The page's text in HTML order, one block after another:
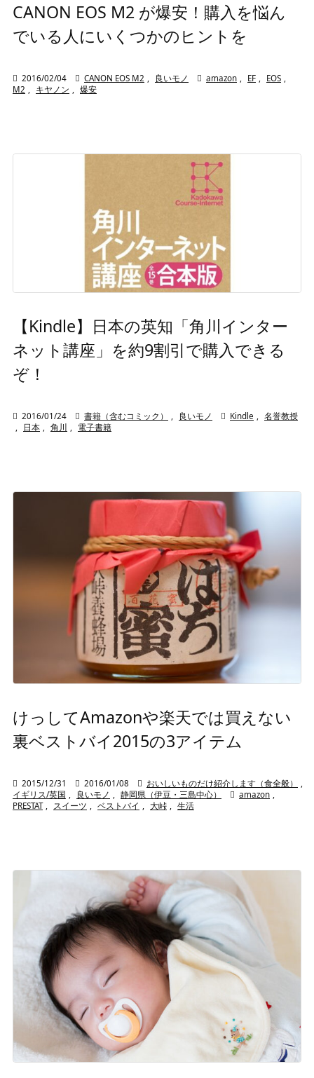
CANON EOS M2 が爆安！購入を悩ん
でいる人にいくつかのヒントを
 2016/02/04  CANON EOS M2 , 良いモノ  amazon , EF , EOS ,
M2 , キヤノン , 爆安
【Kindle】日本の英知「角川インター
ネット講座」を約9割引で購入できる
ぞ！
 2016/01/24  書籍（含むコミック） 良いモノ  Kindle
名誉教授
日本 角川 電子書籍
けっしてAmazonや楽天では買えない
裏ベストバイ2015の3アイテム
 2015/12/31  2016/01/08  おいしいものだけ紹介します（食全般）
イギリス/英国
良いモノ 静岡県（伊豆・三島中心）  amazon
PRESTAT
スイーツ ベストバイ 大峠 生活